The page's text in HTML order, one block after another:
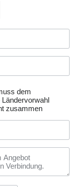
dem
Ländervorwahl
zusammen